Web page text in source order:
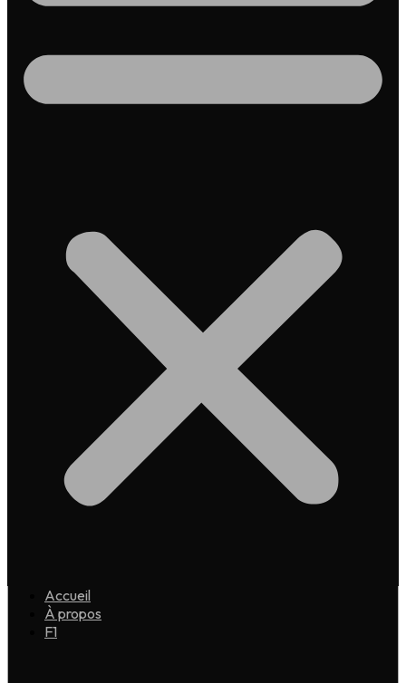
Accueil
À propos
F1